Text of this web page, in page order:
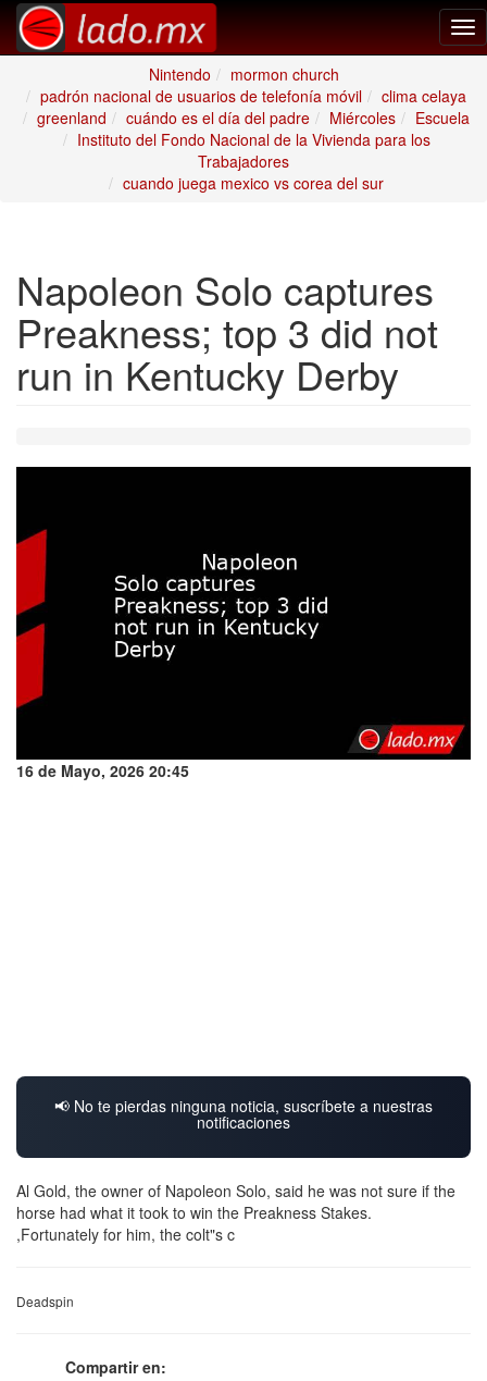
Nintendo
mormon church
padrón nacional de usuarios de telefonía móvil
clima celaya
greenland
cuándo es el día del padre Miércoles
Escuela
Instituto del Fondo Nacional de la Vivienda para los
Trabajadores
cuando juega mexico vs corea del sur
Napoleon Solo captures
Preakness; top 3 did not
run in Kentucky Derby
16 de Mayo, 2026 20:45
📢 No te pierdas ninguna noticia, suscríbete a nuestras
notificaciones
Al Gold, the owner of Napoleon Solo, said he was not sure if the
horse had what it took to win the Preakness Stakes.
,Fortunately for him, the colt"s c
Deadspin
Compartir en: